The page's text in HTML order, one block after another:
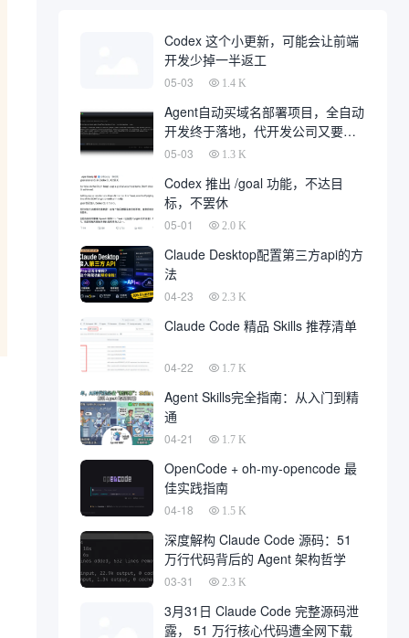
Codex 这个小更新，可能会让前端
开发少掉一半返工
05-03 1.4 K
Agent自动买域名部署项目，全自动
开发终于落地，代开发公司又要倒
一大片
05-03 1.3 K
Codex 推出 /goal 功能，不达目
标，不罢休
05-01 2.0 K
Claude Desktop配置第三方api的方
法
04-23 2.3 K
Claude Code 精品 Skills 推荐清单
04-22 1.7 K
Agent Skills完全指南：从入门到精
通
04-21 1.7 K
OpenCode + oh-my-opencode 最
佳实践指南
04-18 1.5 K
深度解构 Claude Code 源码：51
万行代码背后的 Agent 架构哲学
03-31 2.3 K
3月31日 Claude Code 完整源码泄
露， 51 万行核心代码遭全网下载